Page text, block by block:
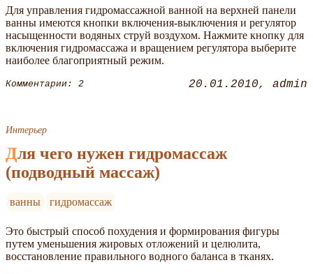
Для управления гидромассажной ванной на верхней панели
ванны имеются кнопки включения-выключения и регулятор
насыщенности водяных струй воздухом. Нажмите кнопку для
включения гидромассажа и вращением регулятора выберите
наиболее благоприятный режим.
Комментарии: 2 20.01.2010 admin
Интерьер
Для чего нужен гидромассаж
(подводный массаж)
ванны гидромассаж
Это быстрый способ похудения и формирования фигуры
путем уменьшения жировых отложений и целюлита,
восстановление правильного водного баланса в тканях.